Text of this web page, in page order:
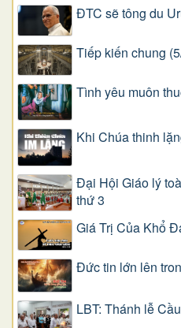
ĐTC sẽ tông du
Tiếp kiến chung
Tình yêu muôn
Khi Chúa thinh
Đại Hội Giáo lý
thứ 3
Giá Trị Của Khổ
Đức tin lớn lên
LBT: Thánh lễ